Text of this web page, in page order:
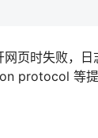
页时失败，
等提